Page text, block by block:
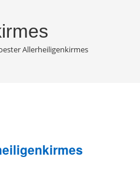
Allerheiligenkirmes